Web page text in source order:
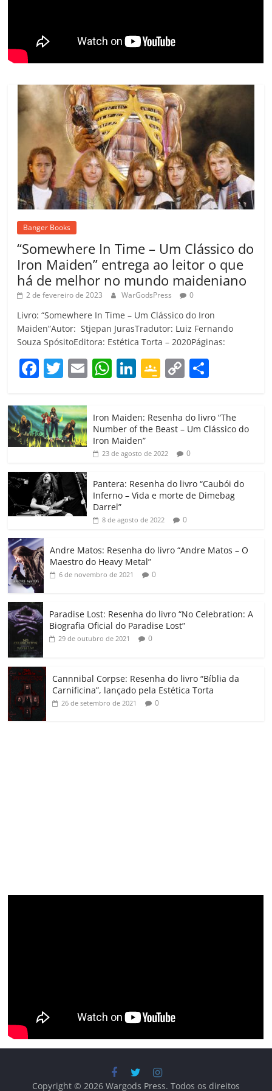
m
Banger Books
“Somewhere In Time – Um Clássico do
Iron Maiden” entrega ao leitor o que
há de melhor no mundo maideniano
2 de fevereiro de 2023 WarGodsPress 0
Livro: “Somewhere In Time – Um Clássico do Iron
Maiden”Autor: Stjepan JurasTradutor: Luiz Fernando
Souza SpósitoEditora: Estética Torta – 2020Páginas:
F
c
e
b
o
o
k
T
itt
er
E W
at
s
A
p
Li
e
dI
G
gl
e
Cl
a
ss
ro
o
C
p
y
Li
k
m
p
h
ar
Iron Maiden: Resenha do livro “The
Number of the Beast – Um Clássico do
Iron Maiden”
23 de agosto de 2022 0
Pantera: Resenha do livro “Caubói do
Inferno – Vida e morte de Dimebag
Darrel”
8 de agosto de 2022 0
Andre Matos: Resenha do livro “Andre Matos – O
Maestro do Heavy Metal”
6 de novembro de 2021 0
Paradise Lost: Resenha do livro “No Celebration: A
Biografia Oficial do Paradise Lost”
29 de outubro de 2021 0
Cannnibal Corpse: Resenha do livro “Bíblia da
Carnificina”, lançado pela Estética Torta
26 de setembro de 2021 0
Copyright © 2026 Wargods Press. Todos os direitos